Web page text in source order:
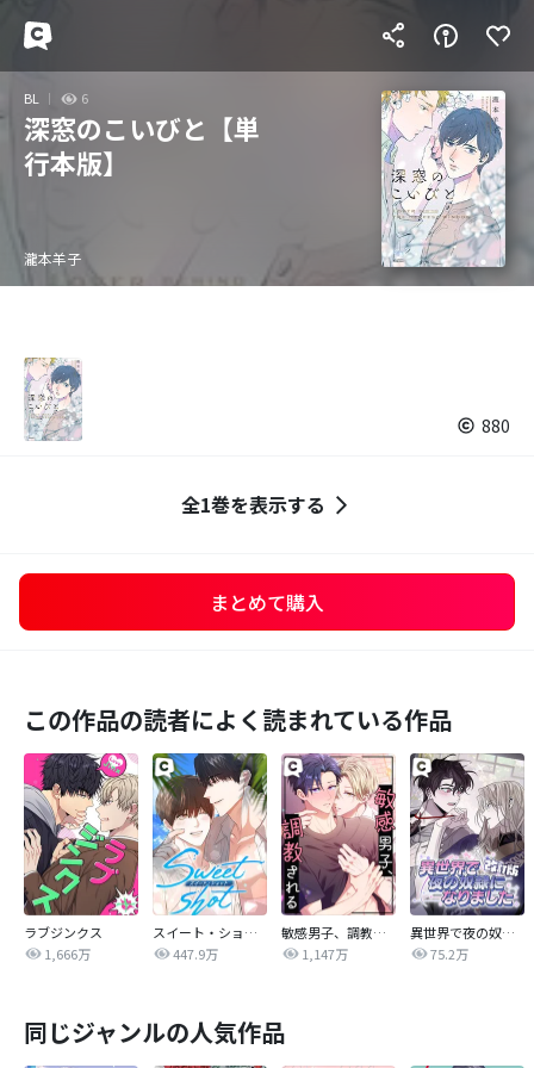
BL 6
深窓のこいびと【単
行本版】
瀧本羊子
880
全1巻を表示する
まとめて購入
この作品の読者によく読まれている作品
ラブジンクス
1,666万
スイート・ショット
447.9万
敏感男子、調教される
1,147万
異世界で夜の奴隷になりました【改訂版】
75.2万
同じジャンルの人気作品